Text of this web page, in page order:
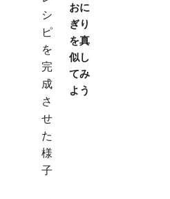
おに
ぎり
を真
似し
てみ
よう